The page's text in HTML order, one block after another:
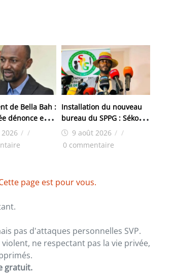
de Bella Bah :
dénonce et
de l’activiste
/ /
Installation du nouveau
bureau du SPPG : Sékou
Jamal Pendessa plaide
pour la réouverture des
9 août 2026 / /
0 commentaire
page est pour vous.
pas d'attaques personnelles SVP.
ne respectant pas la vie privée,
gratuit.